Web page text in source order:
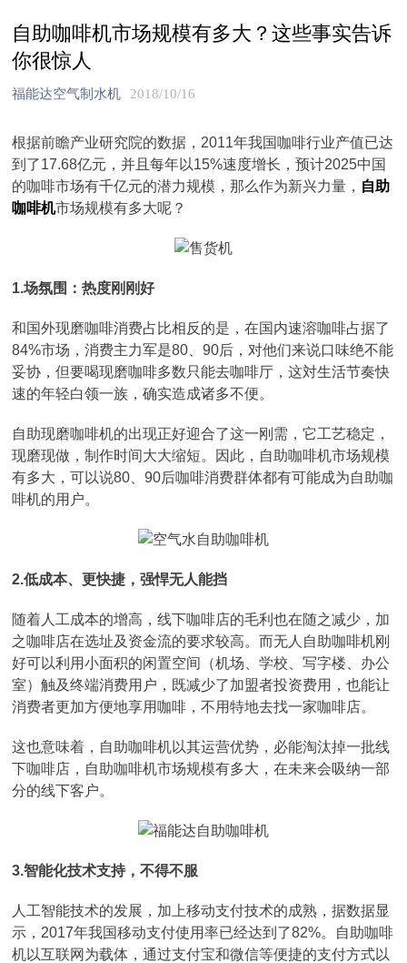
自助咖啡机市场规模有多大？这些事实告诉
你很惊人
福能达空气制水机 2018/10/16
根据前瞻产业研究院的数据，2011年我国咖啡行业产值已达
到了17.68亿元，并且每年以15%速度增长，预计2025中国
的咖啡市场有千亿元的潜力规模，那么作为新兴力量， 自助
咖啡机市场规模有多大呢？
1.场氛围：热度刚刚好
和国外现磨咖啡消费占比相反的是，在国内速溶咖啡占据了
84%市场，消费主力军是80、90后，对他们来说口味绝不能
妥协，但要喝现磨咖啡多数只能去咖啡厅，这対生活节奏快
速的年轻白领一族，确实造成诸多不便。
自助现磨咖啡机的出现正好迎合了这一刚需，它工艺稳定，
现磨现做，制作时间大大缩短。因此，自助咖啡机市场规模
有多大，可以说80、90后咖啡消费群体都有可能成为自助咖
啡机的用户。
2.低成本、更快捷，强悍无人能挡
随着人工成本的增高，线下咖啡店的毛利也在随之减少，加
之咖啡店在选址及资金流的要求较高。而无人自助咖啡机刚
好可以利用小面积的闲置空间（机场、学校、写字楼、办公
室）触及终端消费用户，既减少了加盟者投资费用，也能让
消费者更加方便地享用咖啡，不用特地去找一家咖啡店。
这也意味着，自助咖啡机以其运营优势，必能淘汰掉一批线
下咖啡店，自助咖啡机市场规模有多大，在未来会吸纳一部
分的线下客户。
3.智能化技术支持，不得不服
人工智能技术的发展，加上移动支付技术的成熟，据数据显
示，2017年我国移动支付使用率已经达到了82%。自助咖啡
机以互联网为载体，通过支付宝和微信等便捷的支付方式以